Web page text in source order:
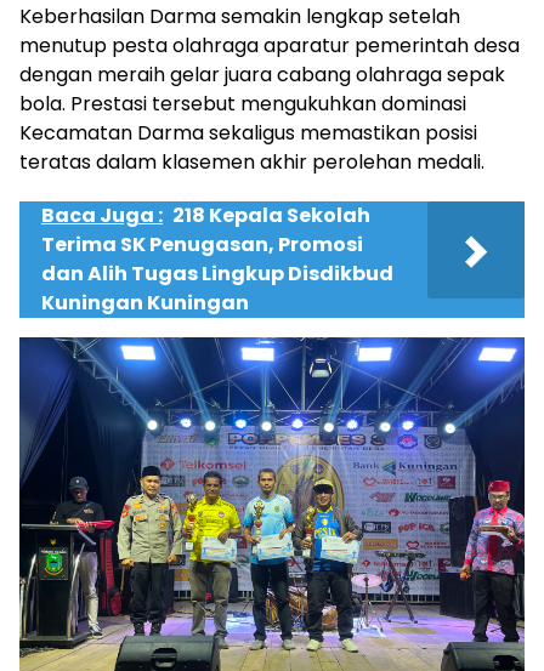
Keberhasilan Darma semakin lengkap setelah
menutup pesta olahraga aparatur pemerintah desa
dengan meraih gelar juara cabang olahraga sepak
bola. Prestasi tersebut mengukuhkan dominasi
Kecamatan Darma sekaligus memastikan posisi
teratas dalam klasemen akhir perolehan medali.
Baca Juga : 218 Kepala Sekolah
Terima SK Penugasan, Promosi
dan Alih Tugas Lingkup Disdikbud
Kuningan Kuningan